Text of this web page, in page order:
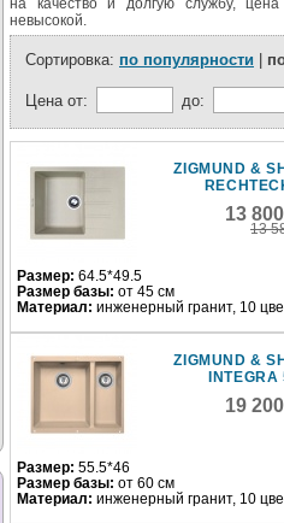
на качество и долгую службу,
невысокой.
Сортировка: по популярности
Цена от: до:
ZIGMUND &
13
13
Размер: 64.5*49.5
Размер базы: от 45 см
Материал: инженерный гранит, 10
ZIGMUND &
19
Размер: 55.5*46
Размер базы: от 60 см
Материал: инженерный гранит, 10